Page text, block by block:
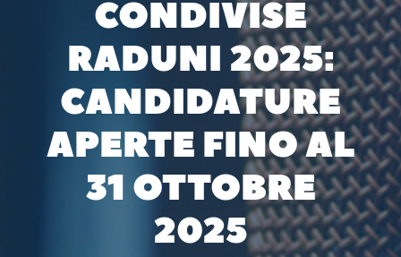
CONDIVISE
RADUNI 2025:
CANDIDATURE
APERTE FINO AL
31 OTTOBRE
2025